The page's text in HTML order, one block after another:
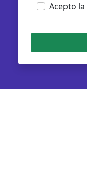
Acepto la